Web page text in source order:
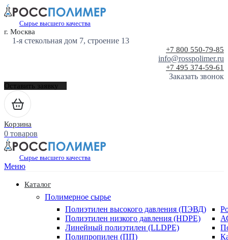
Сырье высшего качества
г. Москва
1-я стекольная дом 7, строение 13
+7 800 550-79-85
info@rosspolimer.ru
+7 495 374-59-61
Заказать звонок
Оставить заявку
Корзина
0 товаров
Сырье высшего качества
Меню
Каталог
Полимерное сырье
Полиэтилен высокого давления (ПЭВД)
Полиэтилен низкого давления (HDPE)
Линейный полиэтилен (LLDPE)
Полипропилен (ПП)